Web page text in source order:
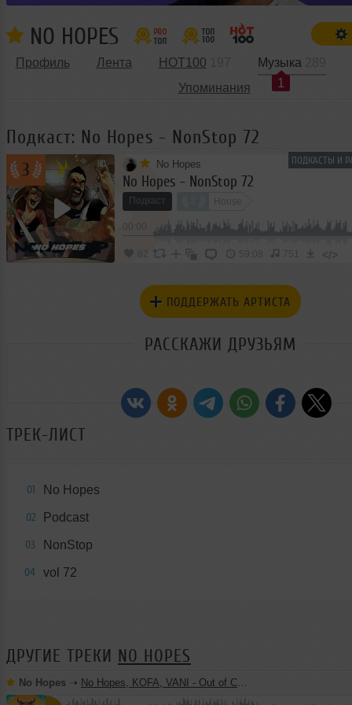
NO HOPES
Профиль Лента HOT100
Музыка
1
Упоминания
Подкаст: No Hopes - NonStop 72
ПОДКАСТЫ И
3 No Hopes
No Hopes - NonStop 72
Подкаст House
82 59:08 751 </>
ПОДДЕРЖАТЬ АРТИСТА
РАССКАЖИ ДРУЗЬЯМ
ТРЕК-ЛИСТ
01 No Hopes
02 Podcast
03 NonStop
04 vol 72
ДРУГИЕ ТРЕКИ NO HOPES
No Hopes ➝ No Hopes, KOFA, VANI - Out of Control (Original Mix)